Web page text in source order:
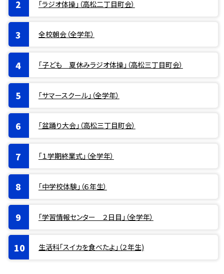
「ラジオ体操」（高松二丁目町会）
全校朝会（全学年）
「子ども 夏休みラジオ体操」（高松三丁目町会）
「サマースクール」（全学年）
「盆踊り大会」（高松三丁目町会）
「１学期終業式」（全学年）
「中学校体験」（６年生）
「学習情報センター ２日目」（全学年）
生活科「スイカを食べたよ」（２年生)